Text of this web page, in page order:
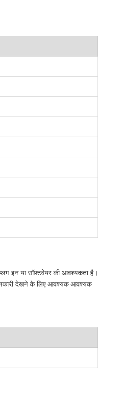
इन या सॉफ़्टवेयर की आवश्यकता है।
देखने के लिए आवश्यक आवश्यक